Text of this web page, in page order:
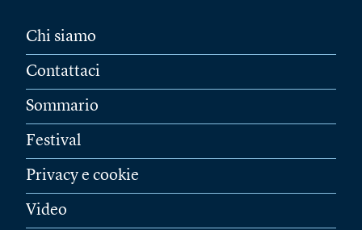
Chi siamo
Contattaci
Sommario
Festival
Privacy e cookie
Video